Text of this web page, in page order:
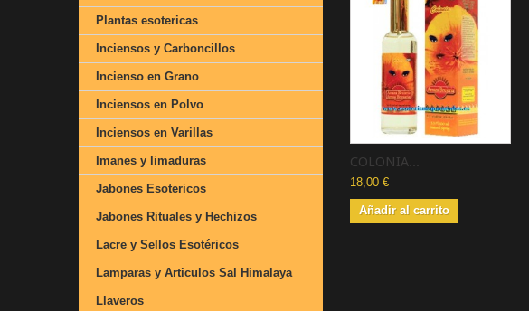
Plantas esotericas
Inciensos y Carboncillos
Incienso en Grano
Inciensos en Polvo
Inciensos en Varillas
Imanes y limaduras
Jabones Esotericos
Jabones Rituales y Hechizos
Lacre y Sellos Esotéricos
Lamparas y Articulos Sal Himalaya
Llaveros
COLONIA...
18,00 €
Añadir al carrito